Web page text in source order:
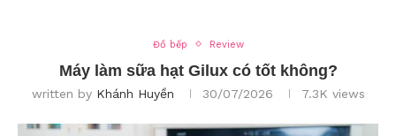
Đồ bếp Review
Máy làm sữa hạt Gilux có tốt không?
written by Khánh Huyền 30/07/2026 7.3K views